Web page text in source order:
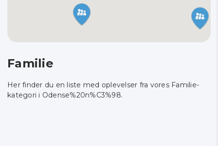
Familie
Her finder du en liste med oplevelser fra vores Familie-
kategori i Odense%20n%C3%98.